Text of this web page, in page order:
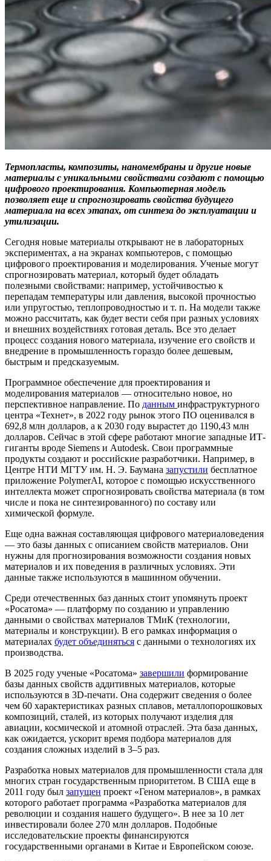
Термопласты, композиты, наномембраны и другие новые
материалы с уникальными свойствами создают с помощью
цифрового проектирования. Компьютерная модель
позволяет еще и спрогнозировать свойства будущего
материала на всех этапах, от синтеза до эксплуатации и
утилизации.
Сегодня новые материалы открывают не в лабораторных
экспериментах, а на экранах компьютеров, с помощью
цифрового проектирования и моделирования. Ученые могут
спрогнозировать материал, который будет обладать
полезными свойствами: например, устойчивостью к
перепадам температуры или давления, высокой прочностью
или упругостью, теплопроводностью и т. п. На модели также
можно рассчитать, как будет вести себя при разных условиях
и внешних воздействиях готовая деталь. Все это делает
процесс создания нового материала, изучение его свойств и
внедрение в промышленность гораздо более дешевым,
быстрым и предсказуемым.
Программное обеспечение для проектирования и
моделирования материалов — относительно новое, но
перспективное направление. По данным инфраструктурного
центра «Технет», в 2022 году рынок этого ПО оценивался в
692,8 млн долларов, а к 2030 году вырастет до 1190,43 млн
долларов. Сейчас в этой сфере работают многие западные ИТ-
гиганты вроде Siemens и Autodesk. Свои программные
продукты создают и российские разработчики. Например, в
Центре НТИ МГТУ им. Н. Э. Баумана запустили бесплатное
приложение PolymerAI, которое с помощью искусственного
интеллекта может спрогнозировать свойства материала (в том
числе и пока не синтезированного) по составу или
химической формуле.
Еще одна важная составляющая цифрового материаловедения
— это базы данных с описанием свойств материалов. Они
нужны для прогнозирования возможности создания новых
материалов и их поведения в различных условиях. Эти
данные также используются в машинном обучении.
Среди отечественных баз данных стоит упомянуть проект
«Росатома» — платформу по созданию и управлению
данными о свойствах материалов ТМиК (технологии,
материалы и конструкции). В его рамках информация о
материалах будет объединяться с данными о технологиях их
производства.
В 2025 году ученые «Росатома» завершили формирование
базы данных свойств аддитивных материалов, которые
используются в 3D-печати. Она содержит сведения о более
чем 60 характеристиках разных сплавов, металлопорошковых
композиций, сталей, из которых получают изделия для
авиации, космической и атомной отраслей. Эта база данных,
как ожидается, ускорит время подбора материалов для
создания сложных изделий в 3–5 раз.
Разработка новых материалов для промышленности стала для
многих стран государственным приоритетом. В США еще в
2011 году был запущен проект «Геном материалов», в рамках
которого работает программа «Разработка материалов для
революции и создания нашего будущего». В нее за 10 лет
инвестировали более 270 млн долларов. Подобные
исследовательские проекты финансируются
государственными органами в Китае и Европейском союзе.